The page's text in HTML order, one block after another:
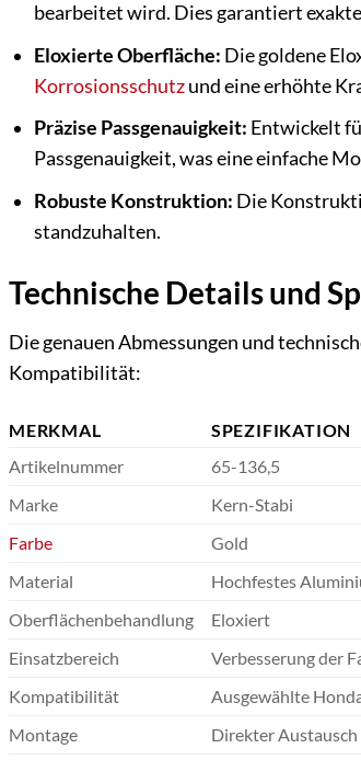
bearbeitet wird. Dies garantiert
Eloxierte Oberfläche: Die goldene
Korrosionsschutzund eine erhöhte
Präzise Passgenauigkeit: Entwickelt
Passgenauigkeit, was eine einfache
Robuste Konstruktion: Die
standzuhalten.
Technische Details und
Die genauen Abmessungen und
Kompatibilität:
MERKMAL
SPEZIFIKATION
Artikelnummer
65-136,5
Marke
Kern-Stabi
Farbe
Gold
Material
Hochfestes
Oberflächenbehandlung
Eloxiert
Einsatzbereich
Verbesserung der
Kompatibilität
Ausgewählte
Montage
Direkter